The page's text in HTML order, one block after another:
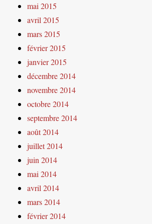
mai 2015
avril 2015
mars 2015
février 2015
janvier 2015
décembre 2014
novembre 2014
octobre 2014
septembre 2014
août 2014
juillet 2014
juin 2014
mai 2014
avril 2014
mars 2014
février 2014